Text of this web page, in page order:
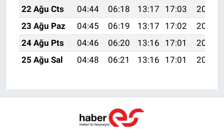
22 Ağu Cts
04:44 06:18 13:17 17:03
20:06
23 Ağu Paz
04:45 06:19 13:17 17:02
20:04
24 Ağu Pts
04:46 06:20 13:16 17:01
20:03
25 Ağu Sal
04:48 06:21 13:16 17:01 20:01